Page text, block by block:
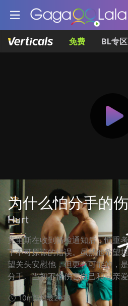
免费 BL专区
为什么怕分手的伤
Hurt
克里斯在收到筛检通知后，慎重
下不可原谅的错误。虽然他希望
望关头安慰他，但更有可能的，
分手。当初不怕伤害自己和最亲
10m新加坡2016